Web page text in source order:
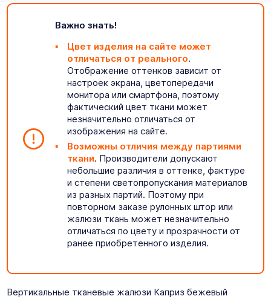
Важно знать!
Цвет изделия на сайте может
отличаться от реального.
Отображение оттенков зависит от
настроек экрана, цветопередачи
монитора или смартфона, поэтому
фактический цвет ткани может
незначительно отличаться от
изображения на сайте.
Возможны отличия между партиями
ткани. Производители допускают
небольшие различия в оттенке, фактуре
и степени светопропускания материалов
из разных партий. Поэтому при
повторном заказе рулонных штор или
жалюзи ткань может незначительно
отличаться по цвету и прозрачности от
ранее приобретенного изделия.
Вертикальные тканевые жалюзи Каприз бежевый